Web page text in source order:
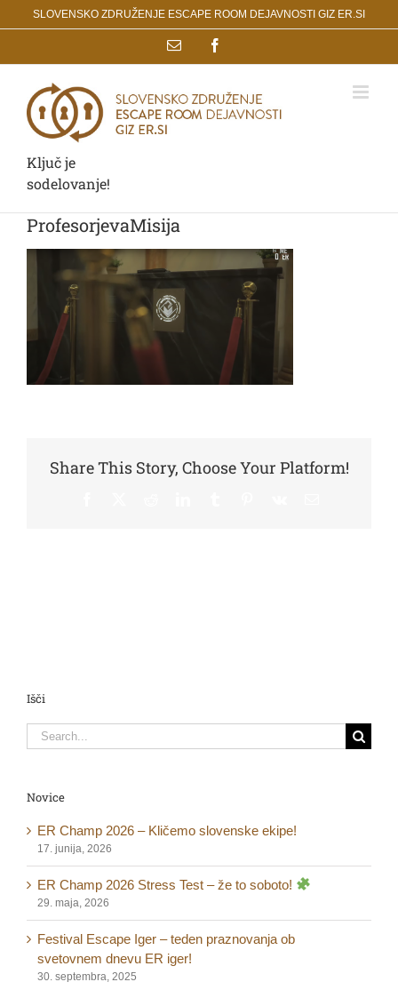
to
SLOVENSKO ZDRUŽENJE ESCAPE ROOM DEJAVNOSTI GIZ ER.SI
Email
Ključ je
sodelovanje!
ProfesorjevaMisija
Share This Story, Choose Your Platform!
Išči
Search
for:
Novice
ER Champ 2026 – Kličemo slovenske ekipe!
17. junija, 2026
ER Champ 2026 Stress Test – že to soboto!
29. maja, 2026
Festival Escape Iger – teden praznovanja ob
svetovnem dnevu ER iger!
30. septembra, 2025